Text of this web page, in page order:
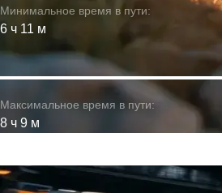
Минимальное время в пути:
6 ч 11 м
Максимальное время в пути:
8 ч 9 м